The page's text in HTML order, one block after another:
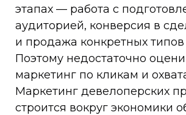
этапах — работа с
аудиторией, конверсия в
и продажа конкретных типов
Поэтому недостаточно
маркетинг по кликам и
Маркетинг девелоперских
строится вокруг экономики